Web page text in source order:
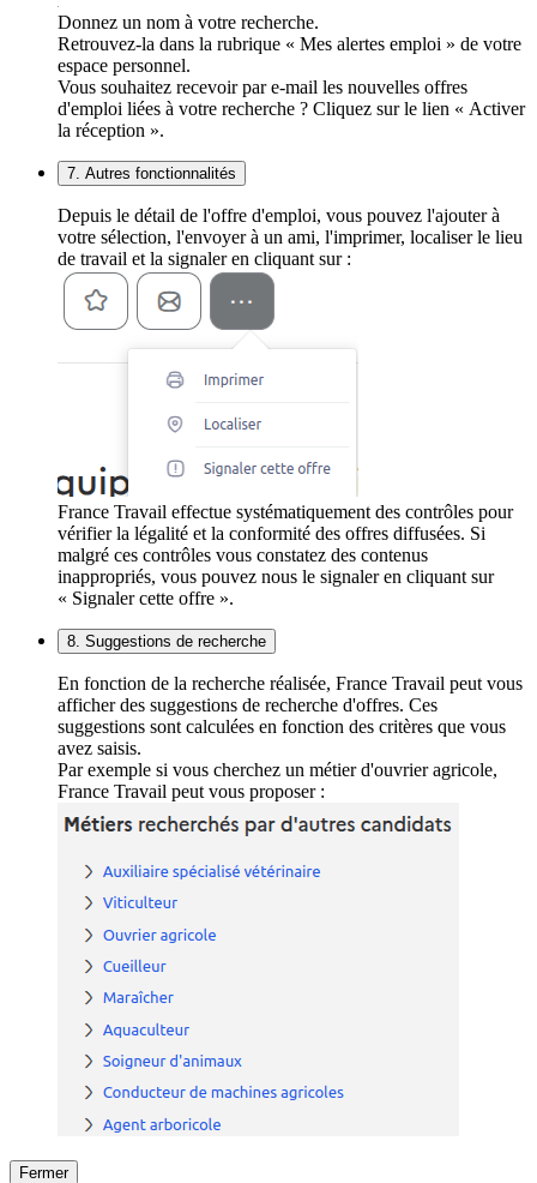
Donnez un nom à votre recherche.
Retrouvez-la dans la rubrique « Mes alertes emploi » de votre
espace personnel.
Vous souhaitez recevoir par e-mail les nouvelles offres
d'emploi liées à votre recherche ? Cliquez sur le lien « Activer
la réception ».
7. Autres fonctionnalités
Depuis le détail de l'offre d'emploi, vous pouvez l'ajouter à
votre sélection, l'envoyer à un ami, l'imprimer, localiser le lieu
de travail et la signaler en cliquant sur :
France Travail effectue systématiquement des contrôles pour
vérifier la légalité et la conformité des offres diffusées. Si
malgré ces contrôles vous constatez des contenus
inappropriés, vous pouvez nous le signaler en cliquant sur
« Signaler cette offre ».
8. Suggestions de recherche
En fonction de la recherche réalisée, France Travail peut vous
afficher des suggestions de recherche d'offres. Ces
suggestions sont calculées en fonction des critères que vous
avez saisis.
Par exemple si vous cherchez un métier d'ouvrier agricole,
France Travail peut vous proposer :
Fermer